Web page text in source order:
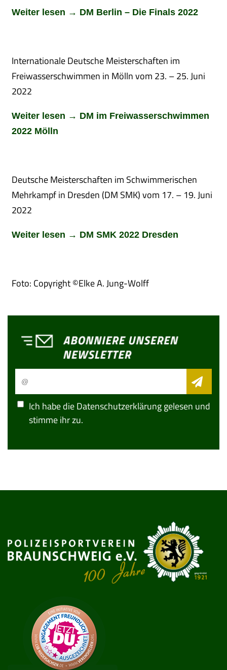
Weiter lesen → DM Berlin – Die Finals 2022
Internationale Deutsche Meisterschaften im
Freiwasserschwimmen in Mölln vom 23. – 25. Juni
2022
Weiter lesen → DM im Freiwasserschwimmen
2022 Mölln
Deutsche Meisterschaften im Schwimmerischen
Mehrkampf in Dresden (DM SMK) vom 17. – 19. Juni
2022
Weiter lesen → DM SMK 2022 Dresden
Foto: Copyright ©Elke A. Jung-Wolff
Ich habe dieDatenschutzerklärunggelesen und
stimme ihr zu.